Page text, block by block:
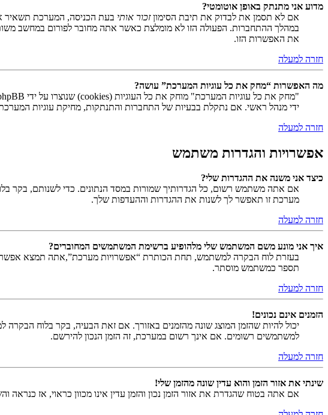
מדוע אני מתנתק באופן אוטומטי?
אם לא תסמן את לבדוק את תיבת הסימוןזכור אותי בעת הכניסה, המערכת תשאיר
במהלך ההתחברות. הפעולה הזו לא מומלצת כאשר אתה מחובר לפורום במחשב
את האפשרות הזו.
חזרה למעלה
מה האפשרות “מחק את כל עוגיות המערכת” עושה?
ידי מנהל ראשי. אם נתקלת בבעיות של התחברות והתנתקות, מחיקת עוגיות המערכת
חזרה למעלה
אפשרויות והגדרות משתמש
כיצד אני משנה את ההגדרות שלי?
אם אתה משתמש רשום, כל הגדרותיך שמורות במסד הנתונים. כדי לשנותם, בקר
מערכת זו תאפשר לך לשנות את ההגדרות וההעדפות שלך.
חזרה למעלה
איך אני מונע משם המשתמש שלי מלהופיע ברשימת המשתמשים המחוברים?
בעזרת לוח הבקרה למשתמש, תחת הכותרת “אפשרויות מערכת”,אתה תמצא
תספר כמשתמש מוסתר.
חזרה למעלה
הזמנים אינם נכונים!
יכול להיות שהזמן המוצג שונה מהזמנים באזורך. אם זאת הבעיה, בקר בלוח הבקרה
למשתמשים רשומים. אם אינך רשום במערכת, זה הזמן הנכון להירשם.
חזרה למעלה
שינתי את אזור הזמן והוא עדין שונה מהזמן שלי!
אם אתה בטוח שהגדרת את אזור הזמן נכון והזמן עדין אינו מכוון כראוי, אז